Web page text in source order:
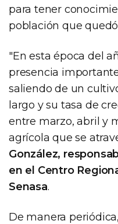
para tener
población que
"En esta época del
presencia
saliendo de un
largo y su tasa de
entre marzo, abril y
agrícola que se
González,
en el Centro
Senasa.
De manera